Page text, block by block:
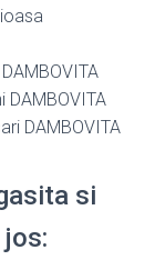
DAMBOVITA
DAMBOVITA
si